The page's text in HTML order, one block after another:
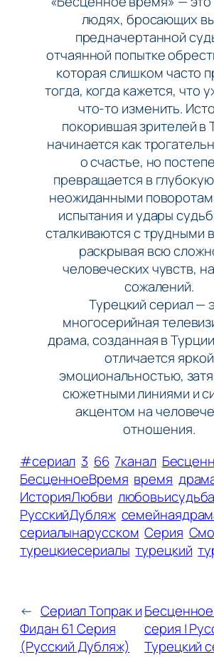
людях, бросающих
предначертанной
отчаянной попытке
которая слишком часто
тогда, когда кажется, что
что-то изменить.
покорившая зрителей в
начинается как
о счастье, но
превращается в
неожиданными
испытания и удары
сталкиваются с трудными
раскрывая всю
человеческих чувств,
сожалений.
Турецкий сериал —
многосерийная
драма, созданная в
отличается яркой
эмоциональностью,
сюжетными линиями и
акцентом на
отношения.
#сериал 3 66 7канал
БесценноеВремя время
ИсторияЛюбви любовьисудьба
РусскийДубляж
сериалынарусском Серия
турецкиесериалы турецкий
← Сериал Топрак и
Фидан 61 Серия
(Русский Дубляж)
серия |
Турецкий